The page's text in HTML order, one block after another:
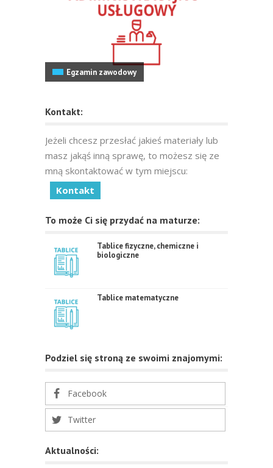
Egzamin zawodowy
Kontakt:
Jeżeli chcesz przesłać jakieś materiały lub
masz jakąś inną sprawę, to możesz się ze
mną skontaktować w tym miejscu:
Kontakt
To może Ci się przydać na maturze:
Tablice fizyczne, chemiczne i
biologiczne
Tablice matematyczne
Podziel się stroną ze swoimi znajomymi:
Facebook
Twitter
Aktualności: